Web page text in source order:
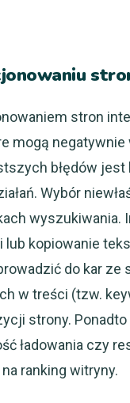
stron
mogą negatywnie
błędów jest
Wybór
wyszukiwania.
kopiowanie
do kar ze
w treści (tzw.
strony.
ładowania czy
ranking witryny.